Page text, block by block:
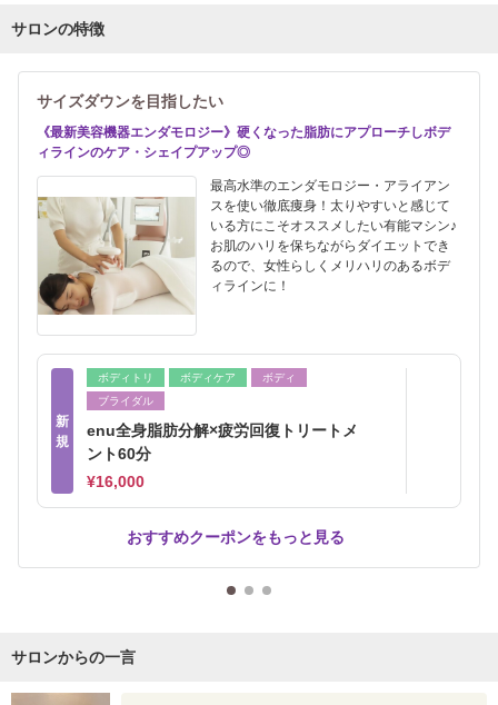
サロンの特徴
サイズダウンを目指したい
《最新美容機器エンダモロジー》硬くなった脂肪にアプローチしボデ
ィラインのケア・シェイプアップ◎
最高水準のエンダモロジー・アライアン
スを使い徹底痩身！太りやすいと感じて
いる方にこそオススメしたい有能マシン♪
お肌のハリを保ちながらダイエットでき
るので、女性らしくメリハリのあるボデ
ィラインに！
新
規
ボディトリ ボディケア
ボディ
ブライダル
enu全身脂肪分解×疲労回復トリートメ
ント60分
¥16,000
おすすめクーポンをもっと見る
サロンからの一言